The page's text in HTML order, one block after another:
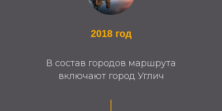
2018 год
В состав городов маршрута
включают город Углич